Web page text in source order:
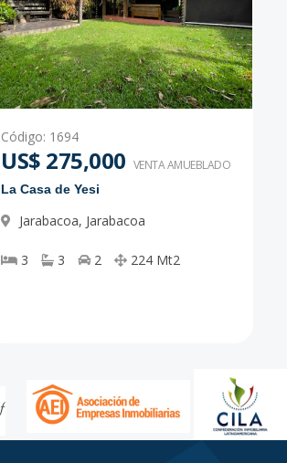
Código: 1694
US$ 275,000 VENTA AMUEBLADO
La Casa de Yesi
Jarabacoa, Jarabacoa
3 3 2 224 Mt2